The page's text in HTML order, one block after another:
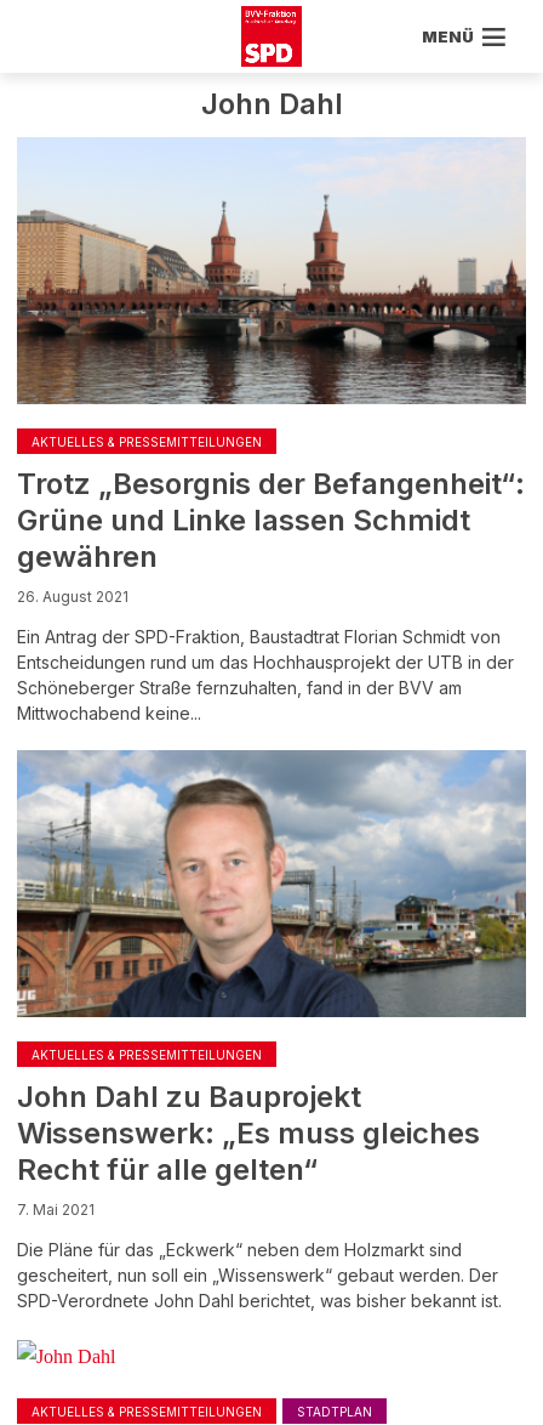
MENÜ
John Dahl
AKTUELLES & PRESSEMITTEILUNGEN
Trotz „Besorgnis der Befangenheit“:
Grüne und Linke lassen Schmidt
gewähren
26. August 2021
Ein Antrag der SPD-Fraktion, Baustadtrat Florian Schmidt von
Entscheidungen rund um das Hochhausprojekt der UTB in der
Schöneberger Straße fernzuhalten, fand in der BVV am
Mittwochabend keine...
AKTUELLES & PRESSEMITTEILUNGEN
John Dahl zu Bauprojekt
Wissenswerk: „Es muss gleiches
Recht für alle gelten“
7. Mai 2021
Die Pläne für das „Eckwerk“ neben dem Holzmarkt sind
gescheitert, nun soll ein „Wissenswerk“ gebaut werden. Der
SPD-Verordnete John Dahl berichtet, was bisher bekannt ist.
AKTUELLES & PRESSEMITTEILUNGEN STADTPLAN